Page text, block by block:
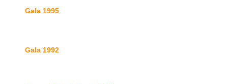
Gala 1995
Gala 1992